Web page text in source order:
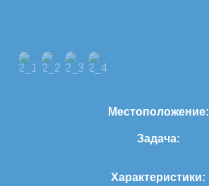
Местоположение:
Задача:
Характеристики: